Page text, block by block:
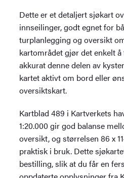
Dette er et detaljert sjøkart
innseilinger, godt egnet for
turplanlegging og oversikt
kartområdet gjør det enkelt
akkurat denne delen av
kartet aktivt om bord eller
oversiktskart.
Kartblad 489 i Kartverkets
1:20.000 gir god balanse
oversikt, og størrelsen 86 x
praktisk i bruk. Dette
bestilling, slik at du får en